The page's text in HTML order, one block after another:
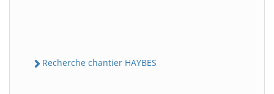
Recherche chantier HAYBES